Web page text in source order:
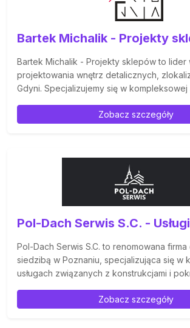
Bartek Michalik - Projekty
Bartek Michalik - Projekty sklepów to lider
projektowania wnętrz detalicznych,
Gdyni. Specjalizujemy się w kompleksowej
Zobacz szczegóły
Pol-Dach Serwis S.C. -
Pol-Dach Serwis S.C. to renomowana
siedzibą w Poznaniu, specjalizująca się w
usługach związanych z konstrukcjami i
Zobacz szczegóły